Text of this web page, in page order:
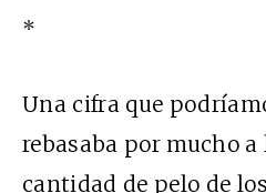
*
Una cifra que
rebasaba por mucho
cantidad de pelo de